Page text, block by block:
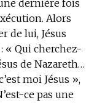
dernière fois
Alors
de lui, Jésus
« Qui cherchez-
de Nazareth…
moi Jésus »,
ce pas une